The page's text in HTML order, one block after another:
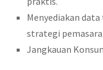
Menyediakan
strategi
Jangkauan